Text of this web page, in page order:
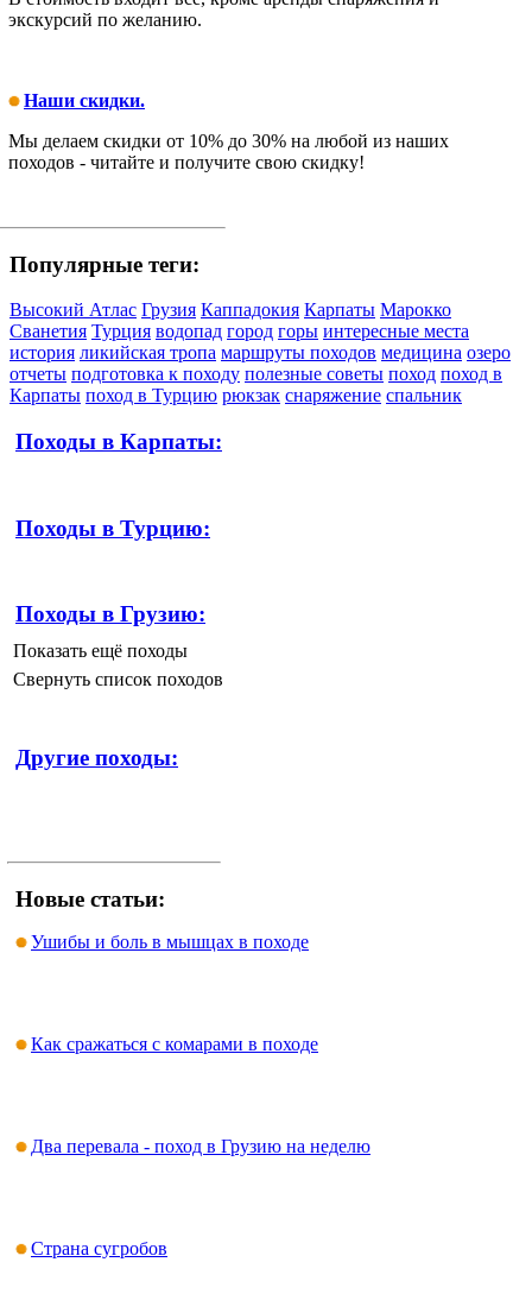
экскурсий по желанию.
Наши скидки.
Мы делаем скидки от 10% до 30% на любой из наших
походов - читайте и получите свою скидку!
Популярные теги:
Высокий Атлас Грузия Каппадокия Карпаты Марокко
Сванетия Турция водопад город горы интересные места
история ликийская тропа маршруты походов медицина озеро
отчеты подготовка к походу полезные советы поход поход в
Карпаты поход в Турцию рюкзак снаряжение спальник
Походы в Карпаты:
Походы в Турцию:
Походы в Грузию:
Показать ещё походы
Свернуть список походов
Другие походы:
Новые статьи:
Ушибы и боль в мышцах в походе
Как сражаться с комарами в походе
Два перевала - поход в Грузию на неделю
Страна сугробов